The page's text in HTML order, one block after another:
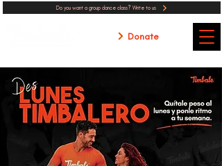
Do you want a group dance class? Write to us
Donate